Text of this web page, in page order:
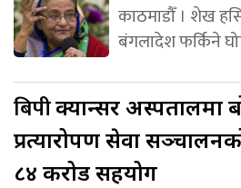
काठमाडौँ । शेख
बंगलादेश फर्किने
बिपीक्यान्सर अस्पतालमा
प्रत्यारोपण सेवा
८४ करोड सहयोग